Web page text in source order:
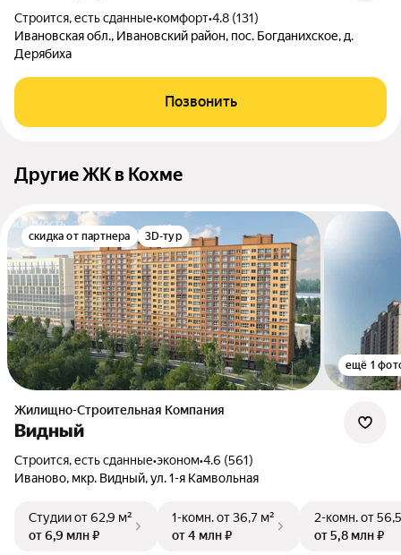
Строится, есть сданные•комфорт•4.8 (131)
Ивановская обл., Ивановский район, пос. Богданихское, д.
Дерябиха
Позвонить
Другие ЖК в Кохме
скидка от партнера 3D-тур
ещё 1
Жилищно-Строительная Компания
Видный
Строится, есть сданные•эконом•4.6 (561)
Иваново, мкр. Видный, ул. 1-я Камвольная
Студииот 62,9 м²
от 6,9 млн ₽
1-комн.от 36,7 м²
от 4 млн ₽
2-комн.от
от 5,8 млн ₽